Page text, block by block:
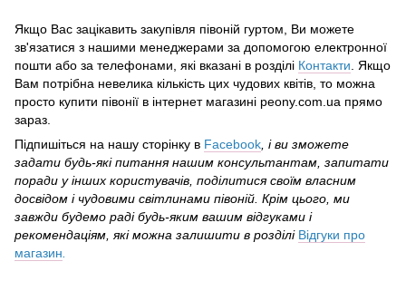
Якщо Вас зацікавить закупівля півоній гуртом, Ви можете
зв'язатися з нашими менеджерами за допомогою електронної
пошти або за телефонами, які вказані в розділі Контакти . Якщо
Вам потрібна невелика кількість цих чудових квітів, то можна
просто купити півонії в інтернет магазині peony.com.ua прямо
зараз.
Підпишіться на нашу сторінку в Facebook , і ви зможете
задати будь-які питання нашим консультантам, запитати
поради у інших користувачів, поділитися своїм власним
досвідом і чудовими світлинами півоній. Крім цього, ми
завжди будемо раді будь-яким вашим відгуками і
рекомендаціям, які можна залишити в розділі Відгуки про
магазин